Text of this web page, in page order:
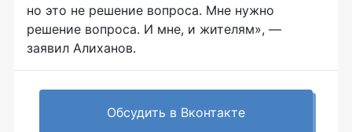
но это не решение вопроса. Мне нужно
решение вопроса. И мне, и жителям», —
заявил Алиханов.
Обсудить в Вконтакте